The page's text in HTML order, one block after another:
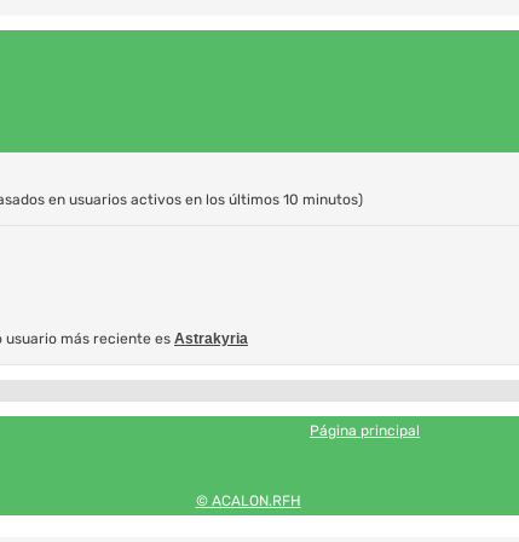
en usuarios activos en los últimos 10 minutos)
usuario más reciente es Astrakyria
Página principal
© ACALON.RFH